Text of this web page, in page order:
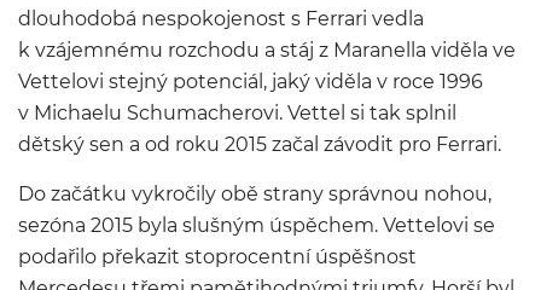
dlouhodobá nespokojenost s Ferrari vedla
k vzájemnému rozchodu a stáj z Maranella viděla ve
Vettelovi stejný potenciál, jaký viděla v roce 1996
v Michaelu Schumacherovi. Vettel si tak splnil
dětský sen a od roku 2015 začal závodit pro Ferrari.
Do začátku vykročily obě strany správnou nohou,
sezóna 2015 byla slušným úspěchem. Vettelovi se
podařilo překazit stoprocentní úspěšnost